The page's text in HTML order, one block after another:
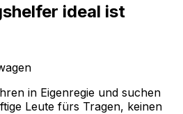
ideal ist
in Eigenregie und suchen
Leute fürs Tragen, keinen